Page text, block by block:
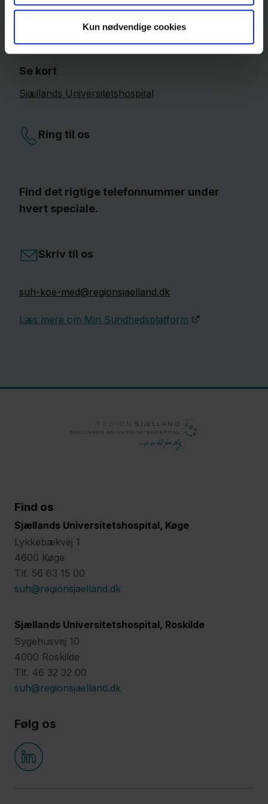
Kun nødvendige cookies
Medicinsk Afdeling
1
Se kort
Sjællands Universitetshospital
Ring til os
Find det rigtige telefonnummer under
hvert speciale.
Skriv til os
suh-koe-med@regionsjaelland.dk
Læs mere om Min Sundhedsplatform
Find os
Sjællands Universitetshospital, Køge
Lykkebækvej 1
4600 Køge
Tlf. 56 63 15 00
suh@regionsjaelland.dk
Sjællands Universitetshospital, Roskilde
Sygehusvej 10
4000 Roskilde
Tlf. 46 32 32 00
suh@regionsjaelland.dk
Følg os